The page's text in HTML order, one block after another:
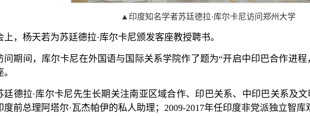
▲印度知名学者苏廷德拉·库尔卡尼访问郑州大学
上，杨天若为苏廷德拉·库尔卡尼颁发客座教授聘书。
问期间，库尔卡尼在外国语与国际关系学院作了题为“开启中印巴合作进
廷德拉·库尔卡尼先生长期关注南亚区域合作、印巴关系、中印巴关系及文
度前总理阿塔尔·瓦杰帕伊的私人助理；2009-2017年任印度非党派独立智